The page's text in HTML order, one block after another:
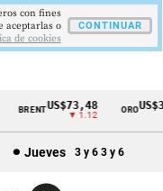
BRENTUS$73,48
▼ 1.12
ORO
Jueves 3 y 6 3 y 6
con fines
aceptarlas o
de cookies
CONTINUAR